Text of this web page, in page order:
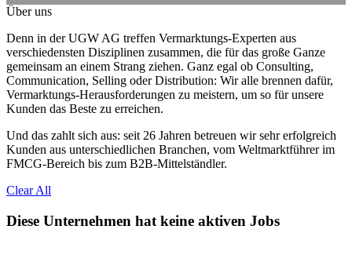
Über uns
Denn in der UGW AG treffen Vermarktungs-Experten aus
verschiedensten Disziplinen zusammen, die für das große Ganze
gemeinsam an einem Strang ziehen. Ganz egal ob Consulting,
Communication, Selling oder Distribution: Wir alle brennen dafür,
Vermarktungs-Herausforderungen zu meistern, um so für unsere
Kunden das Beste zu erreichen.
Und das zahlt sich aus: seit 26 Jahren betreuen wir sehr erfolgreich
Kunden aus unterschiedlichen Branchen, vom Weltmarktführer im
FMCG-Bereich bis zum B2B-Mittelständler.
Clear All
Diese Unternehmen hat keine aktiven Jobs